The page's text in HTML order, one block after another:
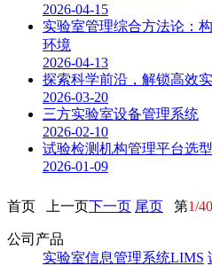
2026-04-15
实验室管理综合方法论：
环境
2026-04-13
探索科学前沿，解锁高效
2026-03-20
三方实验室设备管理系统
2026-02-10
试验检测机构管理平台选型
2026-01-09
首页 上一页下一页 尾页 第1/40
公司产品
实验室信息管理系统LIMS